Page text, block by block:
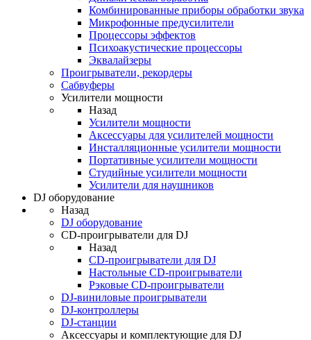
Комбинированные приборы обработки звука
Микрофонные предусилители
Процессоры эффектов
Психоакустические процессоры
Эквалайзеры
Проигрыватели, рекордеры
Сабвуферы
Усилители мощности
Назад
Усилители мощности
Аксессуары для усилителей мощности
Инсталляционные усилители мощности
Портативные усилители мощности
Студийные усилители мощности
Усилители для наушников
DJ оборудование
Назад
DJ оборудование
CD-проигрыватели для DJ
Назад
CD-проигрыватели для DJ
Настольные CD-проигрыватели
Рэковые CD-проигрыватели
DJ-виниловые проигрыватели
DJ-контроллеры
DJ-станции
Аксессуары и комплектующие для DJ